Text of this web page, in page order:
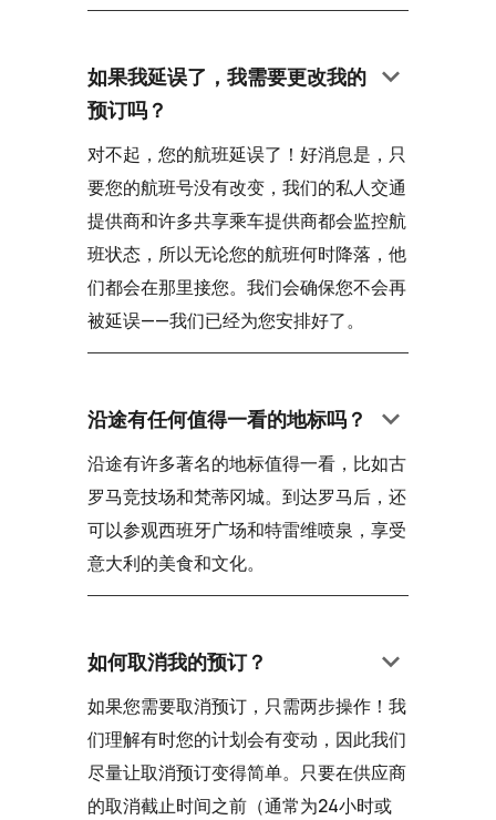
如果我延误了，我需要更改我的
预订吗？
keyboard_arrow_down
对不起，您的航班延误了！好消息是，只
要您的航班号没有改变，我们的私人交通
提供商和许多共享乘车提供商都会监控航
班状态，所以无论您的航班何时降落，他
们都会在那里接您。我们会确保您不会再
被延误——我们已经为您安排好了。
沿途有任何值得一看的地标吗？ keyboard_arrow_down
沿途有许多著名的地标值得一看，比如古
罗马竞技场和梵蒂冈城。到达罗马后，还
可以参观西班牙广场和特雷维喷泉，享受
意大利的美食和文化。
如何取消我的预订？ keyboard_arrow_down
如果您需要取消预订，只需两步操作！我
们理解有时您的计划会有变动，因此我们
尽量让取消预订变得简单。只要在供应商
的取消截止时间之前（通常为24小时或